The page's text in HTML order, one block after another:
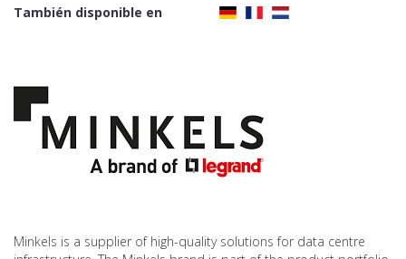
También disponible en
Minkels is a supplier of high-quality solutions for data centre